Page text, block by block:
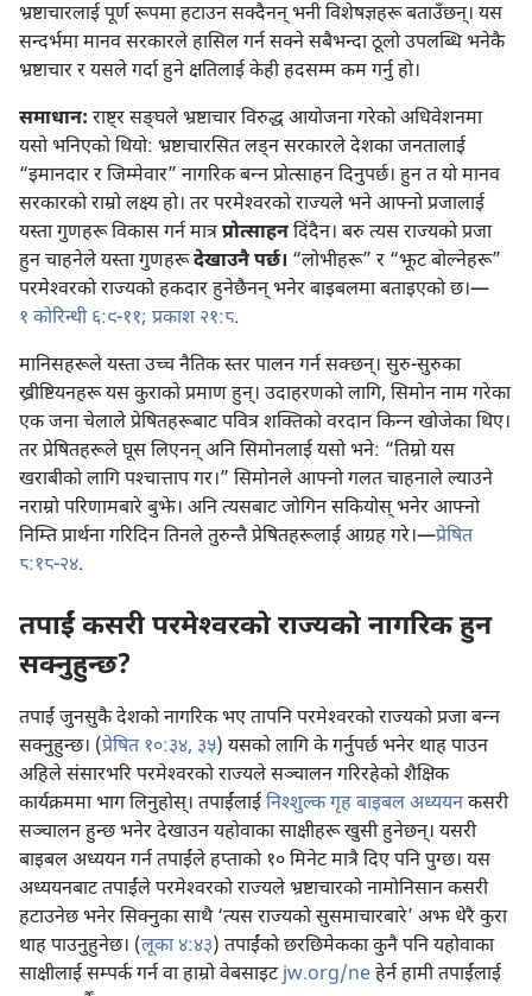
भ्रष्टाचारलाई पूर्ण रूपमा हटाउन सक्दैनन्‌ भनी विशेषज्ञहरू बताउँछन्‌। यस
सन्दर्भमा मानव सरकारले हासिल गर्न सक्ने सबैभन्दा ठूलो उपलब्धि भनेकै
भ्रष्टाचार र यसले गर्दा हुने क्षतिलाई केही हदसम्म कम गर्नु हो।
समाधान: राष्ट्र सङ्‌घले भ्रष्टाचार विरुद्ध आयोजना गरेको अधिवेशनमा
यसो भनिएको थियो: भ्रष्टाचारसित लड्‌न सरकारले देशका जनतालाई
“इमानदार र जिम्मेवार” नागरिक बन्‍न प्रोत्साहन दिनुपर्छ। हुन त यो मानव
सरकारको राम्रो लक्ष्य हो। तर परमेश्‍वरको राज्यले भने आफ्नो प्रजालाई
यस्ता गुणहरू विकास गर्न मात्रप्रोत्साहनदिंदैन। बरु त्यस राज्यको प्रजा
हुन चाहनेले यस्ता गुणहरूदेखाउनै पर्छ। “लोभीहरू” र “झूट बोल्नेहरू”
परमेश्‍वरको राज्यको हकदार हुनेछैनन्‌ भनेर बाइबलमा बताइएको छ।—
१ कोरिन्थी ६:९-११; प्रकाश २१:८.
मानिसहरूले यस्ता उच्च नैतिक स्तर पालन गर्न सक्छन्‌। सुरु-सुरुका
ख्रीष्टियनहरू यस कुराको प्रमाण हुन्‌। उदाहरणको लागि, सिमोन नाम गरेका
एक जना चेलाले प्रेषितहरूबाट पवित्र शक्‍तिको वरदान किन्‍न खोजेका थिए।
तर प्रेषितहरूले घूस लिएनन्‌ अनि सिमोनलाई यसो भने: “तिम्रो यस
खराबीको लागि पश्‍चात्ताप गर।” सिमोनले आफ्नो गलत चाहनाले ल्याउने
नराम्रो परिणामबारे बुझे। अनि त्यसबाट जोगिन सकियोस्‌ भनेर आफ्नो
निम्ति प्रार्थना गरिदिन तिनले तुरुन्तै प्रेषितहरूलाई आग्रह गरे।—प्रेषित
८:१८-२४.
तपाईं कसरी परमेश्‍वरको राज्यको नागरिक हुन
सक्नुहुन्छ?
तपाईं जुनसुकै देशको नागरिक भए तापनि परमेश्‍वरको राज्यको प्रजा बन्‍न
सक्नुहुन्छ। (प्रेषित १०:३४, ३५) यसको लागि के गर्नुपर्छ भनेर थाह पाउन
अहिले संसारभरि परमेश्‍वरको राज्यले सञ्चालन गरिरहेको शैक्षिक
कार्यक्रममा भाग लिनुहोस्‌। तपाईंलाईनिश्‍शुल्क गृह बाइबल अध्ययनकसरी
सञ्चालन हुन्छ भनेर देखाउन यहोवाका साक्षीहरू खुसी हुनेछन्‌। यसरी
बाइबल अध्ययन गर्न तपाईंले हप्ताको १० मिनेट मात्रै दिए पनि पुग्छ। यस
अध्ययनबाट तपाईंले परमेश्‍वरको राज्यले भ्रष्टाचारको नामोनिसान कसरी
हटाउनेछ भनेर सिक्नुका साथै ‘त्यस राज्यको सुसमाचारबारे’ अझ धेरै कुरा
थाह पाउनुहुनेछ। (लूका ४:४३) तपाईंको छरछिमेकका कुनै पनि यहोवाका
साक्षीलाई सम्पर्क गर्न वा हाम्रो वेबसाइटjw.org/neहेर्न हामी तपाईंलाई